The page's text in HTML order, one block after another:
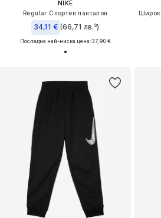
NIKE
Regular Спортен панталон
34,11 € (66,71 лв.³)
Последна най-ниска цена:37,90 €